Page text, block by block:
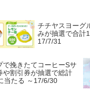
チチヤスヨーグ
みが抽選で合計
17/7/31
で挽きたてコーヒーSサ
や割引券が抽選で総計
当たる ～17/6/30